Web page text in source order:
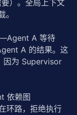
）。全局上下文
A 等待
A 的结果。这
因为 Supervisor
依赖图
环路，拒绝执行